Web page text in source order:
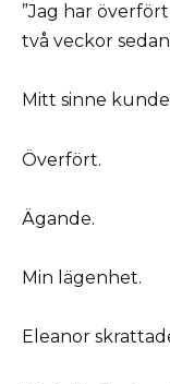
”Jag har
två veckor
Mitt sinne
Överfört.
Ägande.
Min lägenhet.
Eleanor